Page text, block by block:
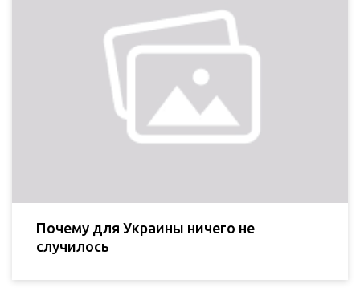
Почему для Украины ничего не
случилось